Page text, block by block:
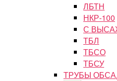
ЛБТН
НКР-100
С
ТБЛ
ТБСО
ТБСУ
ТРУБЫ